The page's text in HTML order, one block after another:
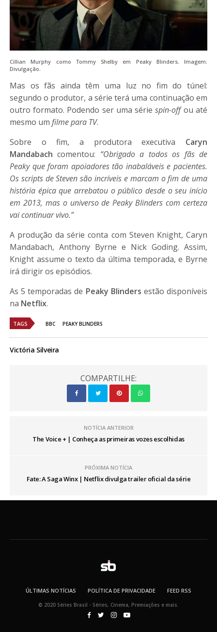
Cillian Murphy como Tommy Shelby em Peaky Blinders. Imagem:
Divulgação.
Mas os fãs ainda têm uma luz no fim do túnel:
segundo o produtor, a série terá uma continuação em
outro formato. Podendo ser uma série spin-offou até
mesmo umfilme para TV.
Sobre o fim, a produtora executiva Caryn
Mandabach comentou: “Obrigado a todos os fãs de
Peaky que foram apoiadores tão inabaláveis e pacientes.
Os scripts de Steven são incríveis e marcam o fim de uma
história épica que arrebatou o público desde o seu início
em 2013, mas o universo de Peaky Blinders com certeza
vai continuar vivo.”
A produção da série conta com Steven Knight, Caryn
Mandabach, Anthony Byrne e Nick Goding. Assim,
Knight assume o texto da última temporada, e Byrne
irá dirigir os episódios.
As 5 temporadas de Peaky Blinders estão disponíveis
na Netflix.
TAGS BBC PEAKY BLINDERS
Victória Silveira
COMPARTILHE:
NOTÍCIA ANTERIOR
The Voice + | Conheça as primeiras vozes escolhidas
PRÓXIMA NOTÍCIA
Fate: A Saga Winx | Netflix divulga trailer oficial da série
ÚLTIMAS NOTÍCIAS POLÍTICA DE PRIVACIDADE FEED RSS
© 2020 Séries Brasil - Séries, Cinema, Premiações e mais.